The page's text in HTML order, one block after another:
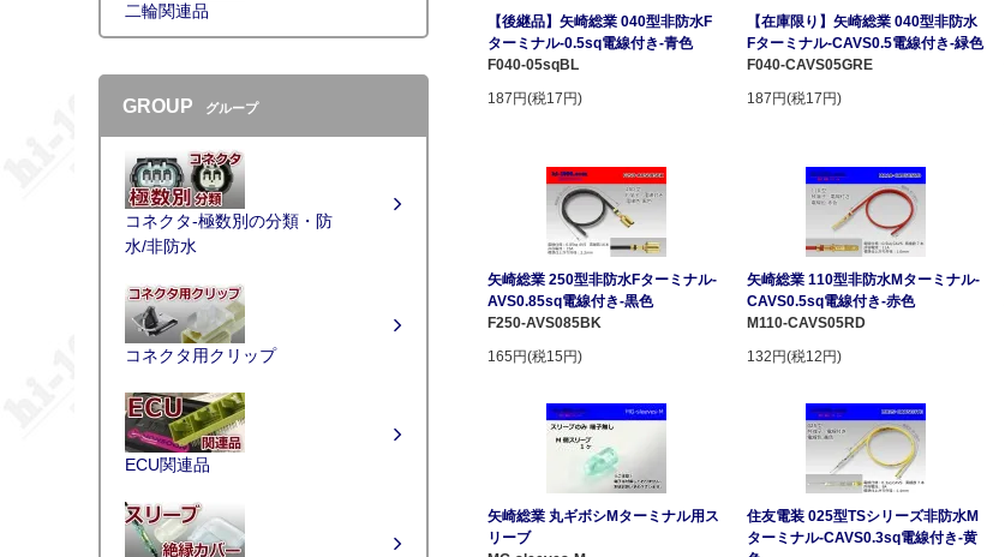
【後継品】矢崎総業 040型非防水F
ターミナル-0.5sq電線付き-青色
F040-05sqBL
187円(税17円)
【在庫限り】矢崎総業 040型非防水
Fターミナル-CAVS0.5電線付き-緑色
F040-CAVS05GRE
187円(税17円)
矢崎総業 250型非防水Fターミナル-
AVS0.85sq電線付き-黒色
F250-AVS085BK
165円(税15円)
矢崎総業 110型非防水Mターミナル-
CAVS0.5sq電線付き-赤色
M110-CAVS05RD
132円(税12円)
矢崎総業 丸ギボシMターミナル用ス
リーブ
住友電装 025型TSシリーズ非防水M
ターミナル-CAVS0.3sq電線付き-黄
二輪関連品
GROUP グループ
コネクタ-極数別の分類・防
水/非防水
コネクタ用クリップ
ECU関連品